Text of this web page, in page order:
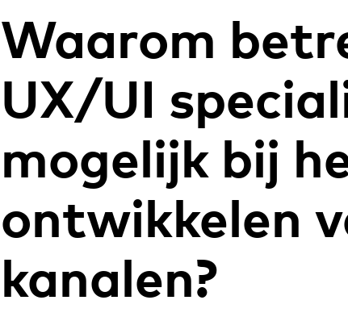
Waarom
UX/UI
mogelijk bij
ontwikkelen
kanalen?